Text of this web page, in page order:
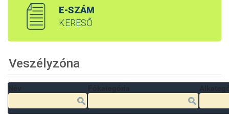
E-SZÁM
KERESŐ
Veszélyzóna